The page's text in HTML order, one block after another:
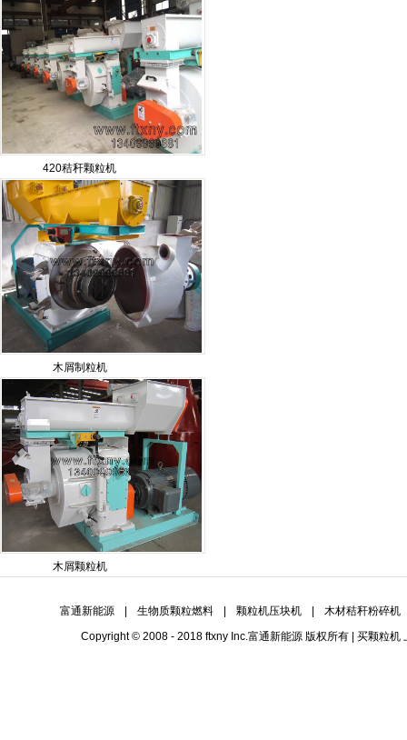
420秸秆颗粒机
木屑制粒机
木屑颗粒机
富通新能源 生物质颗粒燃料 颗粒机压块机
木材秸秆粉碎机
Copyright © 2008 - 2018 ftxny Inc.富通新能源 版权所有 | 买颗粒机